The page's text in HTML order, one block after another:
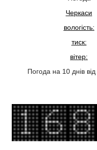
Черкаси
вологість:
тиск:
вітер:
Погода на 10 днів від